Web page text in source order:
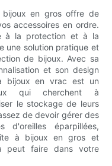
bijoux en gros offre de
accessoires en ordre.
à la protection et à la
une solution pratique et
de bijoux. Avec sa
et son design
bijoux en vrac est un
qui cherchent à
le stockage de leurs
de devoir gérer des
d'oreilles éparpillées,
à bijoux en gros et
peut faire dans votre